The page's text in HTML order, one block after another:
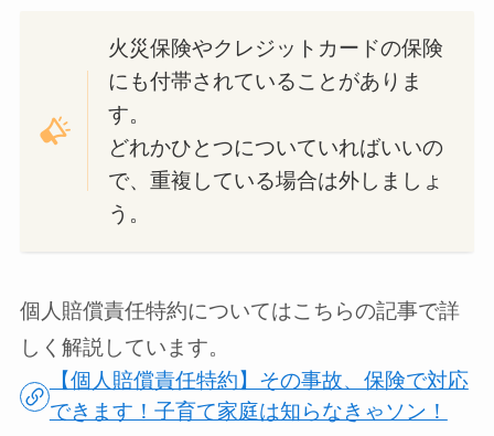
火災保険やクレジットカードの保険
にも付帯されていることがありま
す。
どれかひとつについていればいいの
で、重複している場合は外しましょ
う。
個人賠償責任特約についてはこちらの記事で詳
しく解説しています。
【個人賠償責任特約】その事故、保険で対応
できます！子育て家庭は知らなきゃソン！